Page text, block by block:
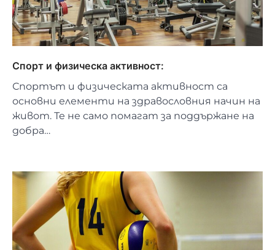
Спорт и физическа активност:
Спортът и физическата активност са
основни елементи на здравословния начин на
живот. Те не само помагат за поддържане на
добра…